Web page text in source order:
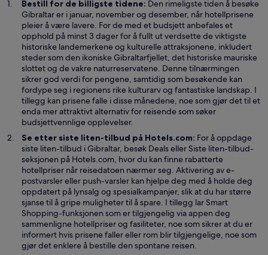
t
t
v
i
n
d
u
Bestill for de billigste tidene: Den rimeligste tiden å besøke
Gibraltar er i januar, november og desember, når hotellprisene
pleier å være lavere. For de med et budsjett anbefales et
opphold på minst 3 dager for å fullt ut verdsette de viktigste
historiske landemerkene og kulturelle attraksjonene, inkludert
steder som den ikoniske Gibraltarfjellet, det historiske mauriske
slottet og de vakre naturreservatene. Denne tilnærmingen
sikrer god verdi for pengene, samtidig som besøkende kan
fordype seg i regionens rike kulturarv og fantastiske landskap. I
tillegg kan prisene falle i disse månedene, noe som gjør det til et
enda mer attraktivt alternativ for reisende som søker
budsjettvennlige opplevelser.
Se etter siste liten-tilbud på Hotels.com: For å oppdage
siste liten-tilbud i Gibraltar, besøk DealsÅ
p
n
e
s
i
e
t
n
y
eller Siste liten-tilbud-
seksjonen på Hotels.com, hvor du kan finne rabatterte
hotellpriser når reisedatoen nærmer seg. Aktivering av e-
postvarsler eller push-varsler kan hjelpe deg med å holde deg
oppdatert på lynsalg og spesialkampanjer, slik at du har større
sjanse til å gripe muligheter til å spare. I tillegg lar Smart
Shopping-funksjonen som er tilgjengelig via appen deg
sammenligne hotellpriser og fasiliteter, noe som sikrer at du er
informert hvis prisene faller eller rom blir tilgjengelige, noe som
gjør det enklere å bestille den spontane reisen.